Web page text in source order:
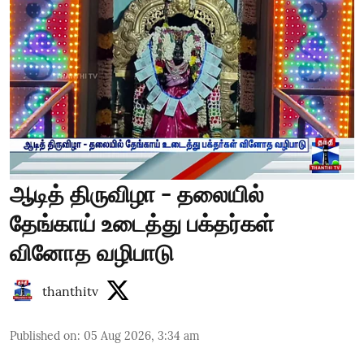
ஆடித் திருவிழா - தலையில்
தேங்காய் உடைத்து பக்தர்கள்
வினோத வழிபாடு
thanthitv
Published on: 05 Aug 2026, 3:34 am